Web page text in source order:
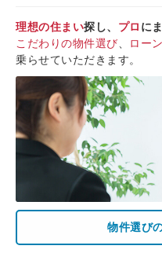
理想の住まい探し、 プロ に
こだわりの物件選び
ロー
乗らせていただきます。
物件選び